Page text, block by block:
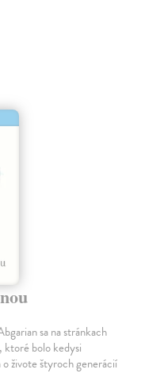
sa na stránkach
ktoré bolo kedysi
o živote štyroch generácií